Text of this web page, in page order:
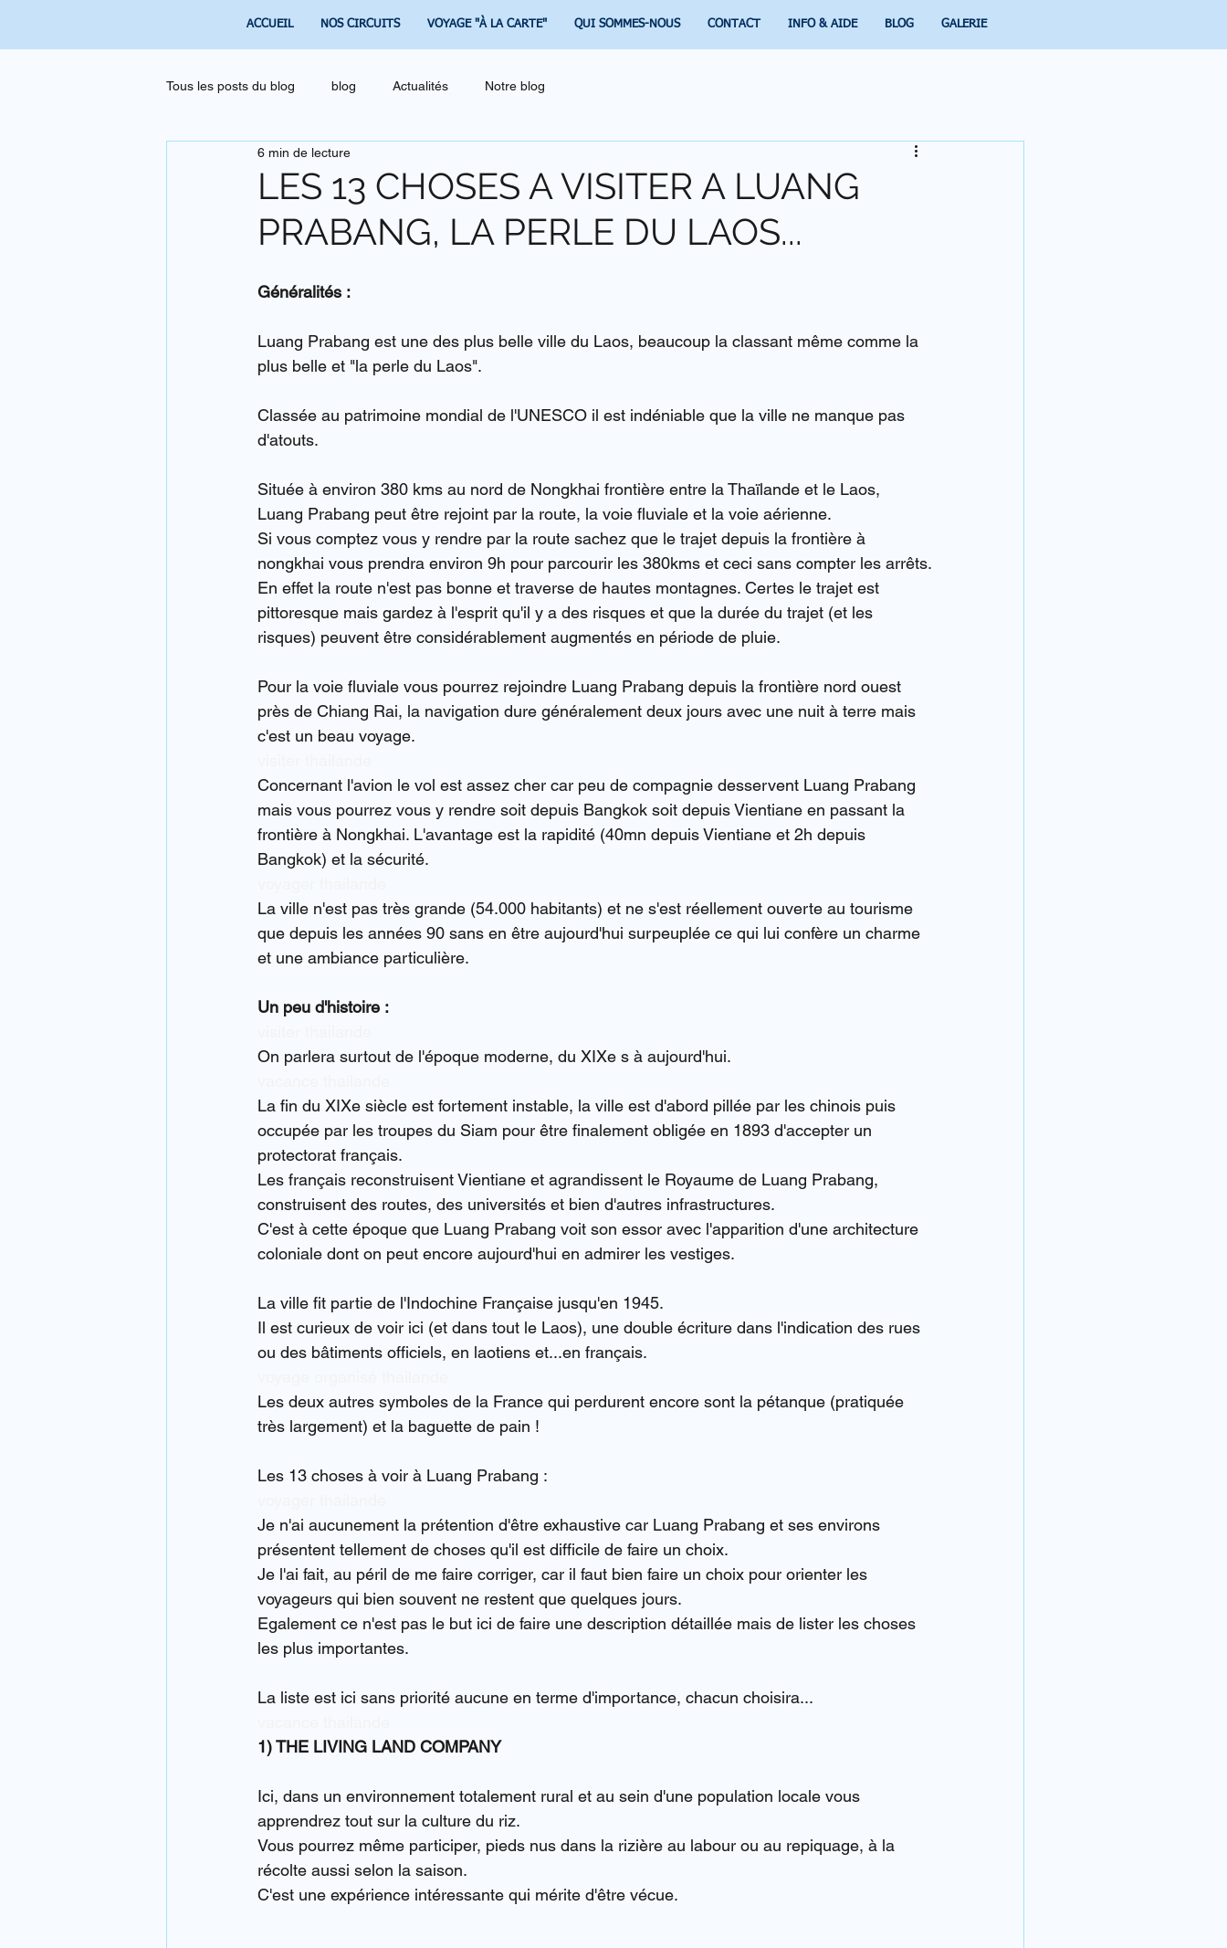
ACCUEIL NOS CIRCUITS VOYAGE "À LA CARTE" QUI SOMMES-NOUS CONTACT INFO & AIDE BLOG GALERIE
Tous les posts du blog blog Actualités Notre blog
LES 13 CHOSES A VISITER A LUANG
PRABANG, LA PERLE DU LAOS...
6 min de lecture
Généralités :
Luang Prabang est une des plus belle ville du Laos, beaucoup la classant même comme la
plus belle et "la perle du Laos".
Classée au patrimoine mondial de l'UNESCO il est indéniable que la ville ne manque pas
d'atouts.
Située à environ 380 kms au nord de Nongkhai frontière entre la Thaïlande et le Laos,
Luang Prabang peut être rejoint par la route, la voie fluviale et la voie aérienne.
Si vous comptez vous y rendre par la route sachez que le trajet depuis la frontière à
nongkhai vous prendra environ 9h pour parcourir les 380kms et ceci sans compter les arrêts.
En effet la route n'est pas bonne et traverse de hautes montagnes. Certes le trajet est
pittoresque mais gardez à l'esprit qu'il y a des risques et que la durée du trajet (et les
risques) peuvent être considérablement augmentés en période de pluie.
Pour la voie fluviale vous pourrez rejoindre Luang Prabang depuis la frontière nord ouest
près de Chiang Rai, la navigation dure généralement deux jours avec une nuit à terre mais
c'est un beau voyage.
Concernant l'avion le vol est assez cher car peu de compagnie desservent Luang Prabang
mais vous pourrez vous y rendre soit depuis Bangkok soit depuis Vientiane en passant la
frontière à Nongkhai. L'avantage est la rapidité (40mn depuis Vientiane et 2h depuis
Bangkok) et la sécurité.
La ville n'est pas très grande (54.000 habitants) et ne s'est réellement ouverte au tourisme
que depuis les années 90 sans en être aujourd'hui surpeuplée ce qui lui confère un charme
et une ambiance particulière.
Un peu d'histoire :
On parlera surtout de l'époque moderne, du XIXe s à aujourd'hui.
La fin du XIXe siècle est fortement instable, la ville est d'abord pillée par les chinois puis
occupée par les troupes du Siam pour être finalement obligée en 1893 d'accepter un
protectorat français.
Les français reconstruisent Vientiane et agrandissent le Royaume de Luang Prabang,
construisent des routes, des universités et bien d'autres infrastructures.
C'est à cette époque que Luang Prabang voit son essor avec l'apparition d'une architecture
coloniale dont on peut encore aujourd'hui en admirer les vestiges.
La ville fit partie de l'Indochine Française jusqu'en 1945.
Il est curieux de voir ici (et dans tout le Laos), une double écriture dans l'indication des rues
ou des bâtiments officiels, en laotiens et...en français.
Les deux autres symboles de la France qui perdurent encore sont la pétanque (pratiquée
très largement) et la baguette de pain !
Les 13 choses à voir à Luang Prabang :
Je n'ai aucunement la prétention d'être exhaustive car Luang Prabang et ses environs
présentent tellement de choses qu'il est difficile de faire un choix.
Je l'ai fait, au péril de me faire corriger, car il faut bien faire un choix pour orienter les
voyageurs qui bien souvent ne restent que quelques jours.
Egalement ce n'est pas le but ici de faire une description détaillée mais de lister les choses
les plus importantes.
La liste est ici sans priorité aucune en terme d'importance, chacun choisira...
1) THE LIVING LAND COMPANY
Ici, dans un environnement totalement rural et au sein d'une population locale vous
apprendrez tout sur la culture du riz.
Vous pourrez même participer, pieds nus dans la rizière au labour ou au repiquage, à la
récolte aussi selon la saison.
C'est une expérience intéressante qui mérite d'être vécue.